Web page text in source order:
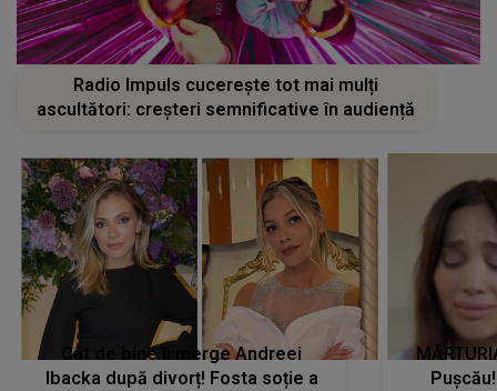
Radio Impuls cucerește tot mai mulți
ascultători: creșteri semnificative în audiență
Cât de bine îi merge Andreei
Ibacka după divorț! Fosta soție a